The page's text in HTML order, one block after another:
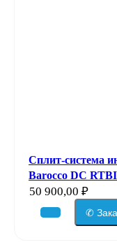
Сплит-система
Barocco DC
50 900,00 ₽
✆